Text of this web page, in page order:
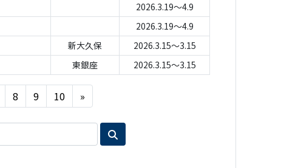
2026.3.19～4.9
2026.3.19～4.9
新大久保
2026.3.15～3.15
東銀座 2026.3.15～3.15
8 9 10 »